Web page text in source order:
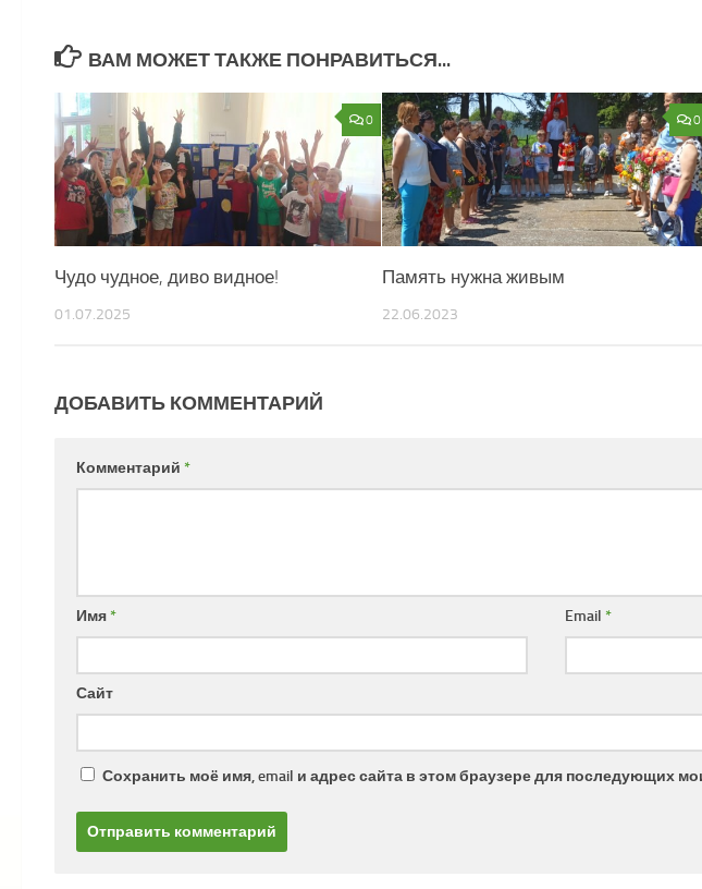
ВАМ МОЖЕТ ТАКЖЕ ПОНРАВИТЬСЯ...
0
Чудо чудное, диво видное!
01.07.2025
0
Память нужна живым
22.06.2023
ДОБАВИТЬ КОММЕНТАРИЙ
Комментарий *
Имя* Email*
Сайт
Сохранить моё имя, email и адрес сайта в этом браузере для последующих